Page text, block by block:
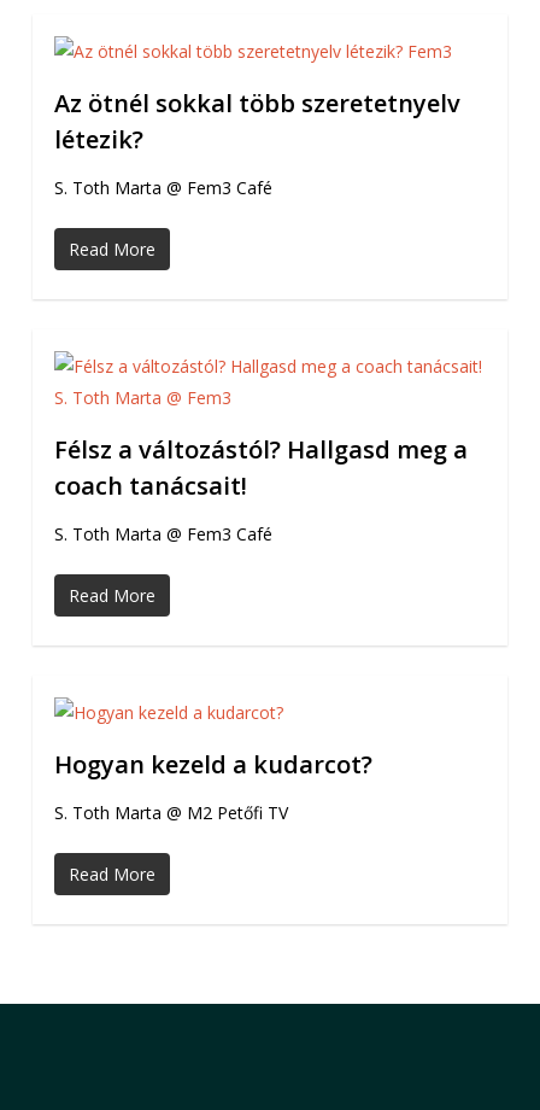
Az ötnél sokkal több szeretetnyelv
létezik?
S. Toth Marta @ Fem3 Café
Read More
Félsz a változástól? Hallgasd meg a
coach tanácsait!
S. Toth Marta @ Fem3 Café
Read More
Hogyan kezeld a kudarcot?
S. Toth Marta @ M2 Petőfi TV
Read More